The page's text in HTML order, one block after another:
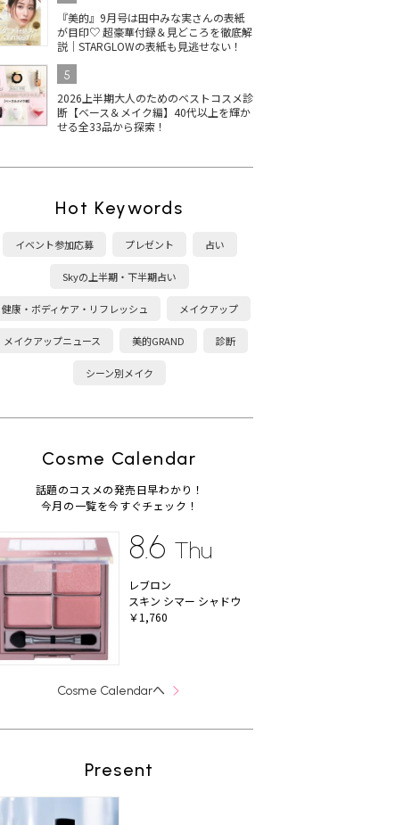
ときま
変らず
5種＆限
ジョー
にプレ
シワ改善の名品＆新作！
「ポーラ リンクルショッ
で1名様にプレゼント
レゼント】
ラインで使えるチャン
ス！コスメデコルテの
アの洗顔後に使う4アイ
様にプレゼント【2025
ぷにっと＆じんわり♡
様にプレゼント【2025
神ゆりちゃん＆ソウル在
『美的』9月号は田中みな実さんの表紙
が目印♡ 超豪華付録＆見どころを徹底解
説｜STARGLOWの表紙も見逃せない！
5
2026上半期大人のためのベストコスメ診
断【ベース＆メイク編】40代以上を輝か
せる全33品から探索！
Hot Keywords
イベント参加応募 プレゼント 占い
Skyの上半期・下半期占い
健康・ボディケア・リフレッシュ メイクアップ
メイクアップニュース 美的GRAND 診断
シーン別メイク
Cosme Calendar
話題のコスメの発売日早わかり！
今月の一覧を今すぐチェック！
8.6 Thu
レブロン
スキン シマー シャドウ
￥1,760
Cosme Calendarへ
Present